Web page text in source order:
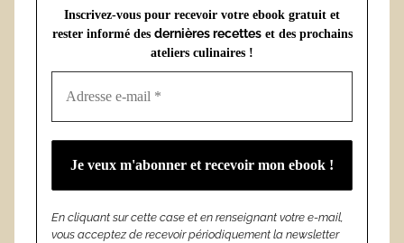
Inscrivez-vous pour recevoir votre ebook gratuit et
rester informé des dernières recettes et des prochains
ateliers culinaires !
En cliquant sur cette case et en renseignant votre e-mail,
vous acceptez de recevoir périodiquement la newsletter